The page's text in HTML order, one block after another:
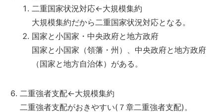
二重国家状況対応←大規模集約
大規模集約だから二重国家状況対応となる。
国家と小国家・中央政府と地方政府
国家と小国家（領藩・州）、中央政府と地方政府
（国家と地方自治体）がある。
二重強者支配←大規模集約
二重強者支配がおきやすい(７章二重強者支配)。